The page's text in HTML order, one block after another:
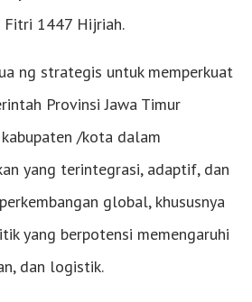
Fitri 1447 Hijriah.
ng strategis untuk memperkuat
Provinsi Jawa Timur
/kota dalam
yang terintegrasi, adaptif, dan
global, khususnya
yang berpotensi memengaruhi
dan logistik.